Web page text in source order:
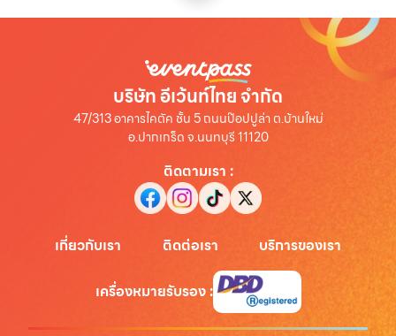
บริษัท อีเว้นท์ไทย จำกัด
47/313 อาคารไคตัค ชั้น 5 ถนนป๊อปปูล่า ต.บ้านใหม่
อ.ปากเกร็ด จ.นนทบุรี 11120
ติดตามเรา :
เกี่ยวกับเรา ติดต่อเรา บริการของเรา
เครื่องหมายรับรอง: